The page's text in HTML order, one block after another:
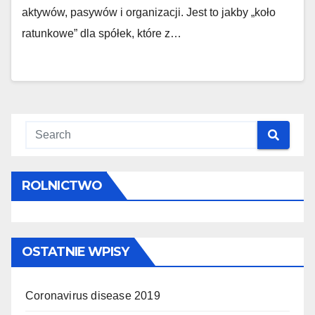
aktywów, pasywów i organizacji. Jest to jakby „koło
ratunkowe” dla spółek, które z…
ROLNICTWO
OSTATNIE WPISY
Coronavirus disease 2019